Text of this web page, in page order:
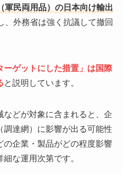
軍民両用品）の日本向け輸出
、外務省は強く抗議して撤回
ーゲットにした措置」は国際
と説明しています。
などが対象に含まれると、企
調達網）に影響が出る可能性
の企業・製品がどの程度影響
な運用次第です。